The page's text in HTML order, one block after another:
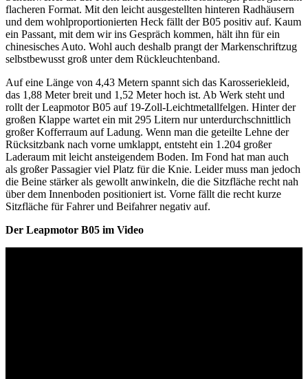
flacheren Format. Mit den leicht ausgestellten hinteren Radhäusern
und dem wohlproportionierten Heck fällt der B05 positiv auf. Kaum
ein Passant, mit dem wir ins Gespräch kommen, hält ihn für ein
chinesisches Auto. Wohl auch deshalb prangt der Markenschriftzug
selbstbewusst groß unter dem Rückleuchtenband.
Auf eine Länge von 4,43 Metern spannt sich das Karosseriekleid,
das 1,88 Meter breit und 1,52 Meter hoch ist. Ab Werk steht und
rollt der Leapmotor B05 auf 19-Zoll-Leichtmetallfelgen. Hinter der
großen Klappe wartet ein mit 295 Litern nur unterdurchschnittlich
großer Kofferraum auf Ladung. Wenn man die geteilte Lehne der
Rücksitzbank nach vorne umklappt, entsteht ein 1.204 großer
Laderaum mit leicht ansteigendem Boden. Im Fond hat man auch
als großer Passagier viel Platz für die Knie. Leider muss man jedoch
die Beine stärker als gewollt anwinkeln, die die Sitzfläche recht nah
über dem Innenboden positioniert ist. Vorne fällt die recht kurze
Sitzfläche für Fahrer und Beifahrer negativ auf.
Der Leapmotor B05 im Video